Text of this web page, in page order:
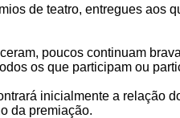
de teatro, entregues aos
poucos continuam
os que participam ou
inicialmente a relação
da premiação.